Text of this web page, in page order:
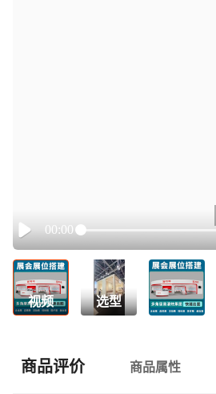
Play
00:00
视频 选型
商品评价 商品属性